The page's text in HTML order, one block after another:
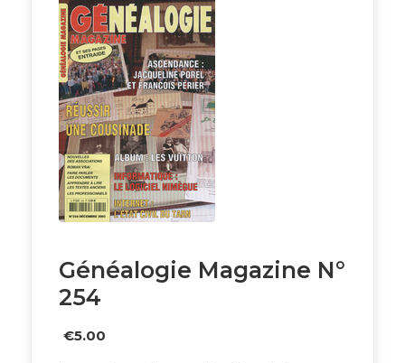
Généalogie Magazine N°
254
€5.00